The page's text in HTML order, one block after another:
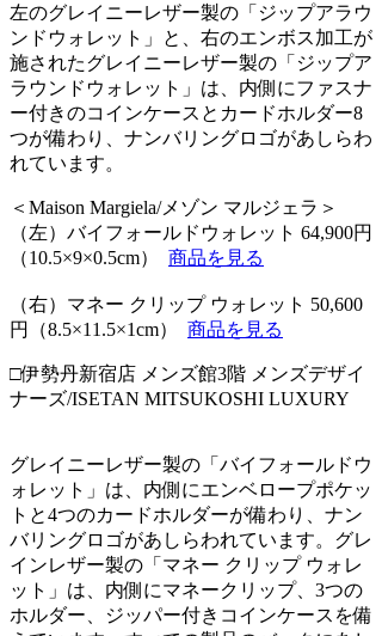
左のグレイニーレザー製の「ジップアラウ
ンドウォレット」と、右のエンボス加工が
施されたグレイニーレザー製の「ジップア
ラウンドウォレット」は、内側にファスナ
ー付きのコインケースとカードホルダー8
つが備わり、ナンバリングロゴがあしらわ
れています。
＜Maison Margiela/メゾン マルジェラ＞
（左）バイフォールドウォレット 64,900円
（10.5×9×0.5cm） 商品を見る
（右）マネー クリップ ウォレット 50,600
円（8.5×11.5×1cm） 商品を見る
□伊勢丹新宿店 メンズ館3階 メンズデザイ
ナーズ/ISETAN MITSUKOSHI LUXURY
グレイニーレザー製の「バイフォールドウ
ォレット」は、内側にエンベロープポケッ
トと4つのカードホルダーが備わり、ナン
バリングロゴがあしらわれています。グレ
インレザー製の「マネー クリップ ウォレ
ット」は、内側にマネークリップ、3つの
ホルダー、ジッパー付きコインケースを備